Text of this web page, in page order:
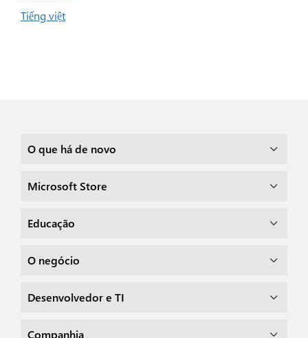
Tiếng việt
O que há de novo
Microsoft Store
Educação
O negócio
Desenvolvedor e TI
Companhia